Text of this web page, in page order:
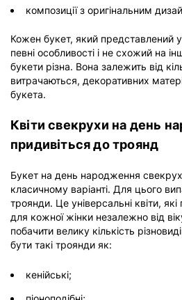
композиції з оригінальним
Кожен букет, який представлений
певні особливості і не схожий на
букети різна. Вона залежить від
витрачаються, декоративних
букета.
Квіти свекрухи на день
придивіться до троянд
Букет на день народження
класичному варіанті. Для цього
троянди. Це універсальні квіти,
для кожної жінки незалежно від
побачити велику кількість
бути такі троянди як:
кенійські;